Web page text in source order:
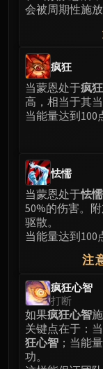
会被周期性施放
疯狂
当蒙恩处于疯狂
高，相当于其
当能量达到100
怯懦
当蒙恩处于怯懦
50%的伤害。
驱散。
当能量达到100
注
疯狂心智
打断
如果疯狂心智
关键点在于：
狂心智 ；当能
功。